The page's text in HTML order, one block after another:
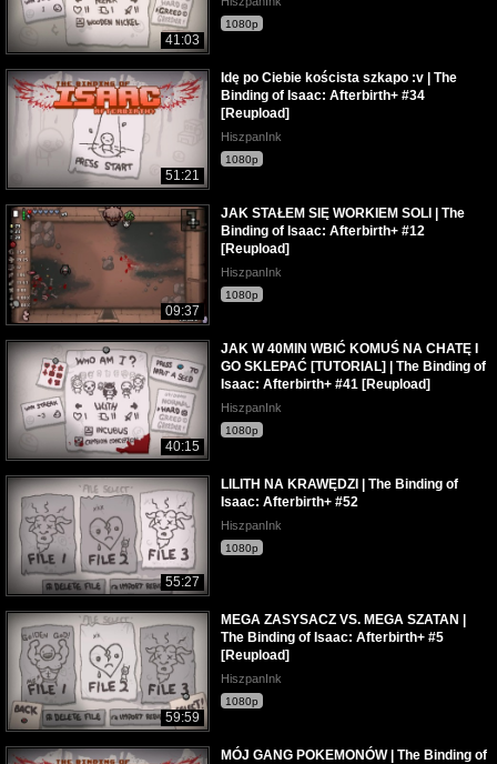
41:03
1080p
51:21
Idę po Ciebie koścista szkapo :v | The
Binding of Isaac: Afterbirth+ #34
[Reupload]
HiszpanInk
1080p
09:37
JAK STAŁEM SIĘ WORKIEM SOLI | The
Binding of Isaac: Afterbirth+ #12
[Reupload]
HiszpanInk
1080p
40:15
JAK W 40MIN WBIĆ KOMUŚ NA CHATĘ I
GO SKLEPAĆ [TUTORIAL] | The Binding of
Isaac: Afterbirth+ #41 [Reupload]
HiszpanInk
1080p
55:27
LILITH NA KRAWĘDZI | The Binding of
Isaac: Afterbirth+ #52
HiszpanInk
1080p
59:59
MEGA ZASYSACZ VS. MEGA SZATAN |
The Binding of Isaac: Afterbirth+ #5
[Reupload]
HiszpanInk
1080p
MÓJ GANG POKEMONÓW | The Binding of